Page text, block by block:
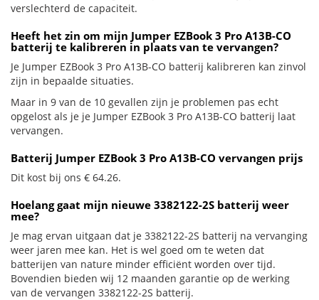
verslechterd de capaciteit.
Heeft het zin om mijn Jumper EZBook 3 Pro A13B-CO
batterij te kalibreren in plaats van te vervangen?
Je Jumper EZBook 3 Pro A13B-CO batterij kalibreren kan zinvol
zijn in bepaalde situaties.
Maar in 9 van de 10 gevallen zijn je problemen pas echt
opgelost als je je Jumper EZBook 3 Pro A13B-CO batterij laat
vervangen.
Batterij Jumper EZBook 3 Pro A13B-CO vervangen prijs
Dit kost bij ons € 64.26.
Hoelang gaat mijn nieuwe 3382122-2S batterij weer
mee?
Je mag ervan uitgaan dat je 3382122-2S batterij na vervanging
weer jaren mee kan. Het is wel goed om te weten dat
batterijen van nature minder efficiënt worden over tijd.
Bovendien bieden wij 12 maanden garantie op de werking
van de vervangen 3382122-2S batterij.